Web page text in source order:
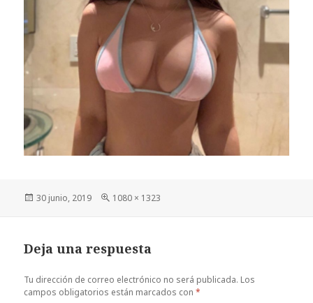
Publicado
30 junio, 2019
Tamaño
1080 × 1323
Deja una respuesta
Tu dirección de correo electrónico no será publicada. Los
campos obligatorios están marcados con*